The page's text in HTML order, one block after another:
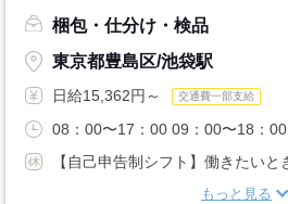
梱包・仕分け・検品
東京都豊島区/池袋駅
日給15,362円～ 交通費一部支給
08：00〜17：00 09：00〜18：
【自己申告制シフト】働きたいと
もっと見る